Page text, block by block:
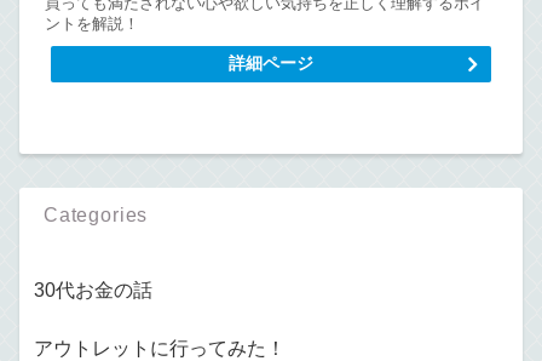
ントを解説！
詳細ページ
Categories
30代お金の話
アウトレットに行ってみた！